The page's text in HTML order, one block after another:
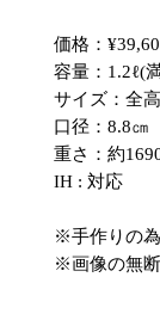
価格：
容量：1.2ℓ(
サイズ：全
口径：8.8㎝
重さ：約
IH : 対応
※手作りの為
※画像の無断